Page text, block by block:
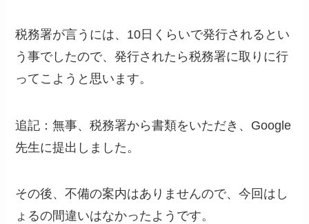
税務署が言うには、10日くらいで発行されるとい
う事でしたので、発行されたら税務署に取りに行
ってこようと思います。
追記：無事、税務署から書類をいただき、Google
先生に提出しました。
その後、不備の案内はありませんので、今回はし
ょるの間違いはなかったようです。